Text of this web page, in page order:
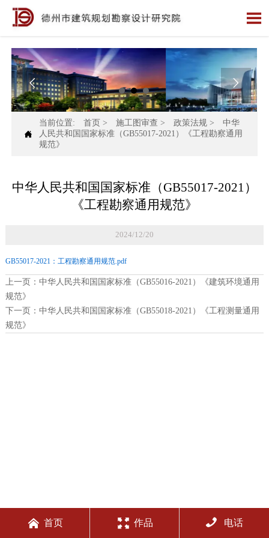

 

当前位置: 首页 > 施工图审查 > 政策法规>
中华
人民共和国国家标准（GB55017-2021）《工程勘察通用
规范》
中华人民共和国国家标准（GB55017-2021）
《工程勘察通用规范》
2024/12/20
GB55017-2021：工程勘察通用规范.pdf
上一页： 中华人民共和国国家标准（GB55016-2021）《建筑环境通用
规范》
下一页： 中华人民共和国国家标准（GB55018-2021）《工程测量通用
规范》
 首页  作品  电话